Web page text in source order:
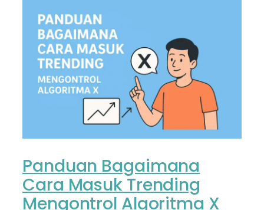
Panduan Bagaimana
Cara Masuk Trending
Mengontrol Algoritma X